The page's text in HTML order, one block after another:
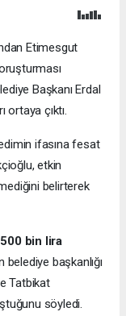
Etimesgut
Başkanı Erdal
ortaya çıktı.
ifasına fesat
etkin
belirterek
bin lira
başkanlığı
Tatbikat
söyledi.